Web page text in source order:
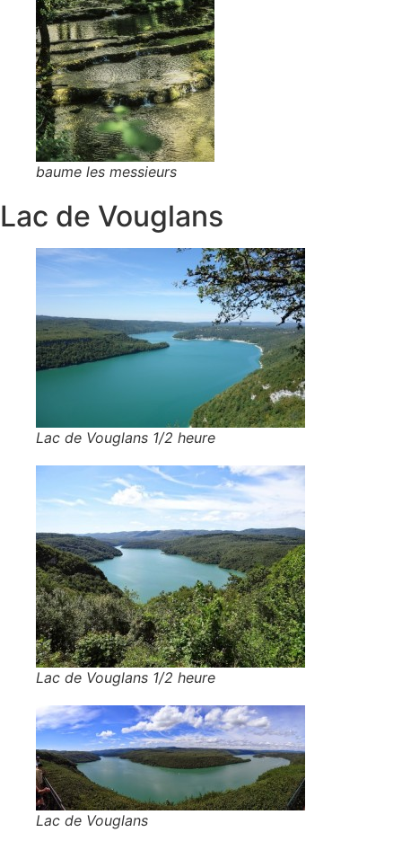
baume les messieurs
Lac de Vouglans
Lac de Vouglans 1/2 heure
Lac de Vouglans 1/2 heure
Lac de Vouglans